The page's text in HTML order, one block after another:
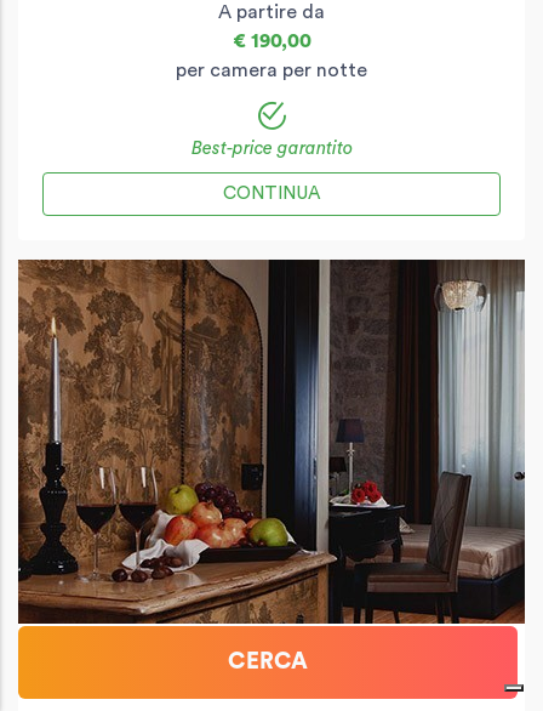
A partire da
€ 190,00
per camera per notte
Best-price garantito
CONTINUA
La Locanda del Conte Mameli
CERCA